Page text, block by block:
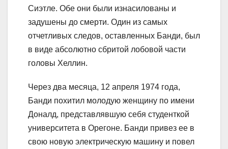
Сиэтле. Обе они были изнасилованы и
задушены до смерти. Один из самых
отчетливых следов, оставленных Банди, был
в виде абсолютно сбритой лобовой части
головы Хеллин.
Через два месяца, 12 апреля 1974 года,
Банди похитил молодую женщину по имени
Доналд, представлявшую себя студенткой
университета в Орегоне. Банди привез ее в
свою новую электрическую машину и повел